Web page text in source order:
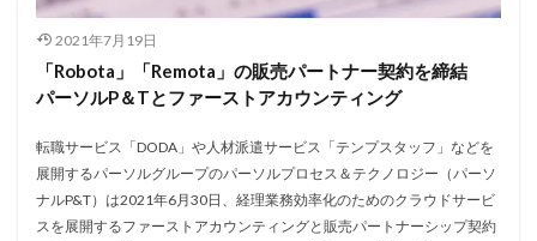
2021年7月19日
「Robota」「Remota」の販売パートナー契約を締結
パーソルP＆Tとファーストアカウンティング
転職サービス「DODA」や人材派遣サービス「テンプスタッフ」などを
展開するパーソルグループのパーソルプロセス＆テクノロジー（パーソ
ナルP&T）は2021年6月30日、経理業務効率化のためのクラウドサービ
スを展開するファーストアカウンティングと販売パートナーシップ契約